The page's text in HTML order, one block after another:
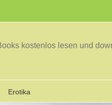
kostenlos lesen und
Erotika